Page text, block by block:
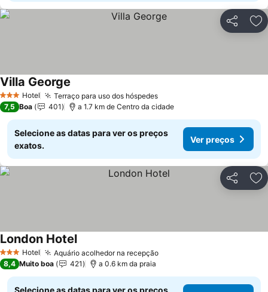
Partilhar
3 EstrelasHotel Terraço para uso dos hóspedesVer preços
Villa George
7,5 Boa 401 a 1.7 km de Centro da cidade
Selecione as datas para ver os preços
exatos.
Ver preços
Partilhar
3 EstrelasHotel Aquário acolhedor na recepçãoVer preços
London HotelVer preços
8,4 Muito boa 421 a 0.6 km da praia
Selecione as datas para ver os preços